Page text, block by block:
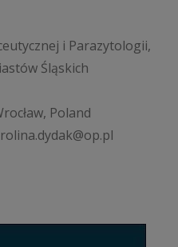
i Parazytologii,
Śląskich
Poland